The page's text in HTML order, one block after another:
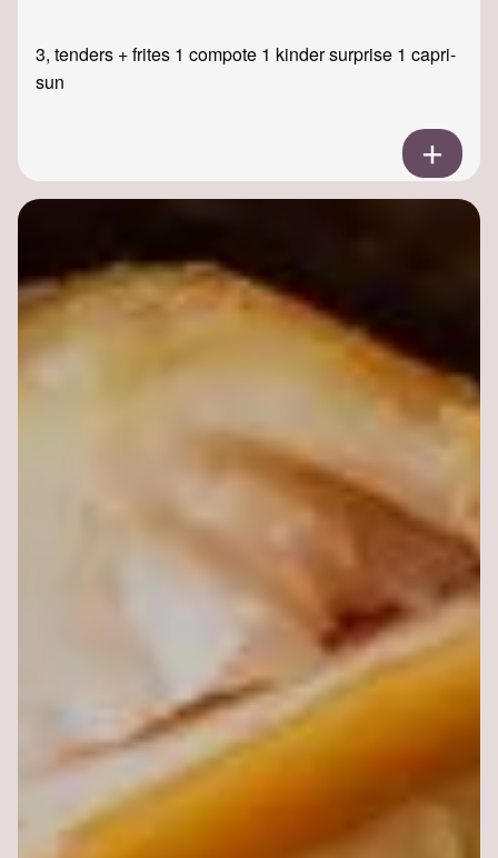
3, tenders + frites 1 compote 1 kinder surprise 1 capri-
sun